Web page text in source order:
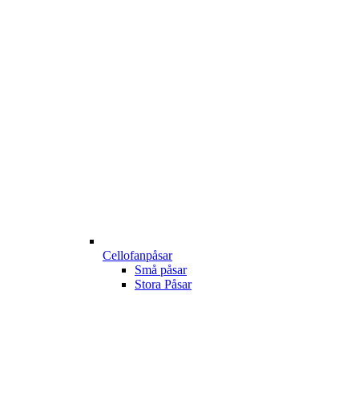
Cellofanpåsar
Små påsar
Stora Påsar